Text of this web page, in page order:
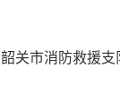
韶关市消防救援